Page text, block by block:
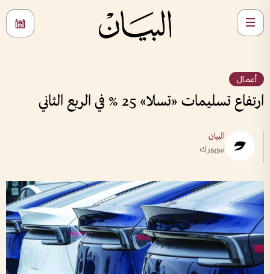
أعمال
ارتفاع تسليمات «تسلا» 25 % في الربع الثاني
البيان
نيويورك